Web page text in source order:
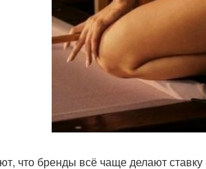
что бренды всё чаще делают